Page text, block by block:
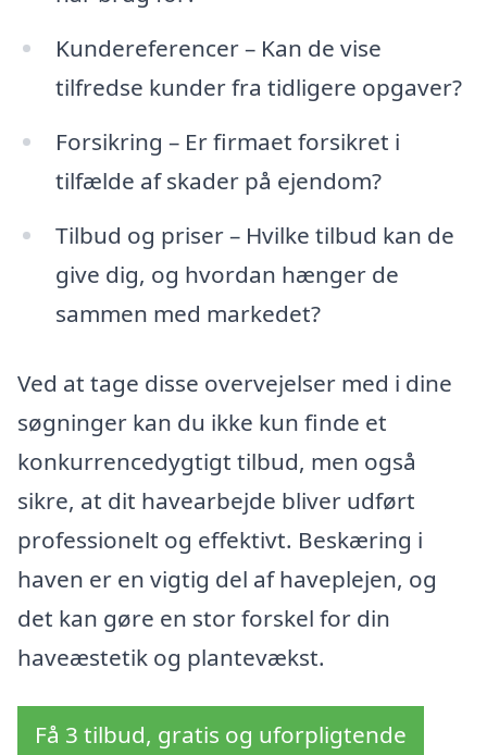
Kundereferencer – Kan de vise
tilfredse kunder fra tidligere opgaver?
Forsikring – Er firmaet forsikret i
tilfælde af skader på ejendom?
Tilbud og priser – Hvilke tilbud kan de
give dig, og hvordan hænger de
sammen med markedet?
Ved at tage disse overvejelser med i dine
søgninger kan du ikke kun finde et
konkurrencedygtigt tilbud, men også
sikre, at dit havearbejde bliver udført
professionelt og effektivt. Beskæring i
haven er en vigtig del af haveplejen, og
det kan gøre en stor forskel for din
haveæstetik og plantevækst.
Få 3 tilbud, gratis og uforpligtende